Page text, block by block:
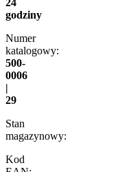
godziny
Numer
katalogowy:
500-
0006
|
29
Stan
magazynowy:
Kod